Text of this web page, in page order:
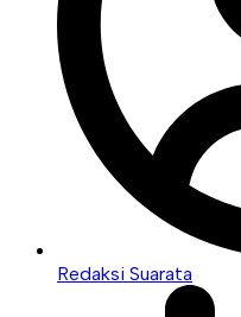
Redaksi Suarata